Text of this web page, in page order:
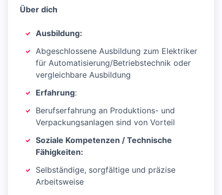
Über dich
Ausbildung:
Abgeschlossene Ausbildung zum Elektriker
für Automatisierung/Betriebstechnik oder
vergleichbare Ausbildung
Erfahrung:
Berufserfahrung an Produktions- und
Verpackungsanlagen sind von Vorteil
Soziale Kompetenzen / Technische
Fähigkeiten:
Selbständige, sorgfältige und präzise
Arbeitsweise